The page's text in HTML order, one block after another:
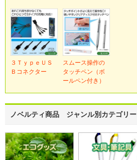
３ＴｙｐｅＵＳ
Ｂコネクター
スムース操作の
タッチペン（ボ
ールペン付き）
ノベルティ商品 ジャンル別カテゴリー